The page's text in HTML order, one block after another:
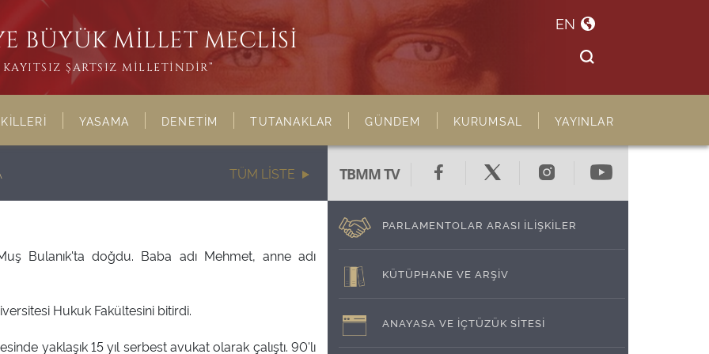
BÜYÜK MİLLET MECLİSİ
ŞARTSIZ MİLLETİNDİR”
EN
YASAMA DENETİM TUTANAKLAR GÜNDEM KURUMSAL YAYINLAR
TÜM LİSTE
Bulanık'ta doğdu. Baba adı Mehmet, anne adı
Hukuk Fakültesini bitirdi.
yaklaşık 15 yıl serbest avukat olarak çalıştı. 90'lı
TBMM TV
PARLAMENTOLAR ARASI İLİŞKİLER
KÜTÜPHANE VE ARŞİV
ANAYASA VE İÇTÜZÜK SİTESİ